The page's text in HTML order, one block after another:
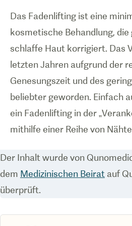
Das Fadenlifting ist eine
kosmetische Behandlung,
schlaffe Haut korrigiert. Das
letzten Jahren aufgrund der
Genesungszeit und des
beliebter geworden. Einfach
ein Fadenlifting in der
mithilfe einer Reihe von
Der Inhalt wurde von
dem Medizinischen Beirat auf
überprüft.